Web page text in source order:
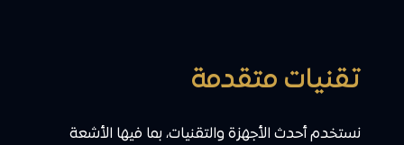
تقنيات متقدمة
نستخدم أحدث الأجهزة والتقنيات، بما فيها الأشعة